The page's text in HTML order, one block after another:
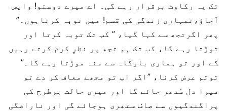
تک یہ رکاوٹ برقرار رہے گی۔ اے میرے دوستو! واپس
آجاؤ،تمہاری زندگی کی قسم! میں توبہ کرتاہوں۔”
پھر اگرتجھ سے کہا گیا، ” کب تک توبہ کرتا اور
توڑتا رہے گا، کب تک ہم تجھ پر نظرِ کرم کرتے رہیں
گے اور تو ہماری بارگاہ سے منہ موڑتا رہے گا۔”
توتم عرض کرنا، ”اگر اب تو مجھے معاف کر دے تو
میرا دل سُدھر جائے گا اور میری حالت ہرطرح کی
پراگندگیوں سے صاف ستھری ہوجائے گی اور ناراضگی